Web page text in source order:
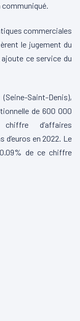
communiqué.
commerciales
le jugement du
ce service du
(Seine-Saint-Denis),
de 600 000
d’affaires
en 2022. Le
0.09% de ce chiffre